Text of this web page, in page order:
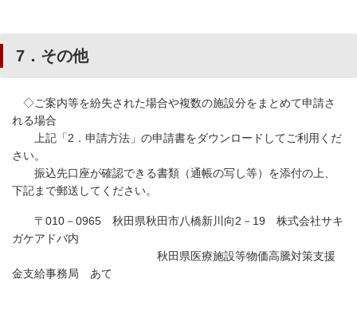
7．その他
◇ご案内等を紛失された場合や複数の施設分をまとめて申請さ
れる場合
上記「2．申請方法」の申請書をダウンロードしてご利用くだ
さい。
振込先口座が確認できる書類（通帳の写し等）を添付の上、
下記まで郵送してください。
〒010－0965 秋田県秋田市八橋新川向2－19 株式会社サキ
ガケアドバ内
秋田県医療施設等物価高騰対策支援
金支給事務局 あて